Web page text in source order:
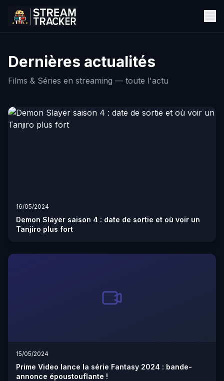
Dernières actualités
Films & Séries en streaming — toute l'actu
16/05/2024
Demon Slayer saison 4 : date de sortie et où voir un
Tanjiro plus fort
15/05/2024
Prime Video lance la série Fantasy 2024 : bande-
annonce époustouflante !